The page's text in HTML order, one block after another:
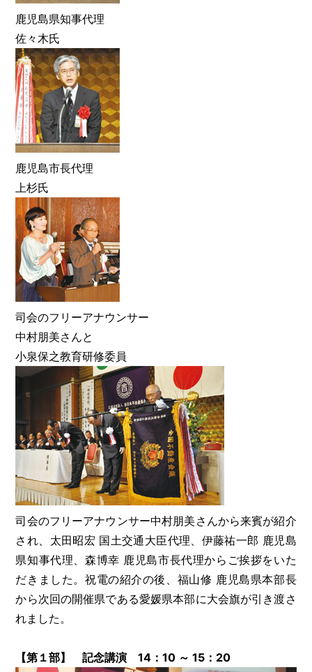
鹿児島県知事代理
佐々木氏
鹿児島市長代理
上杉氏
司会のフリーアナウンサー
中村朋美さんと
小泉保之教育研修委員
司会のフリーアナウンサー中村朋美さんから来賓が紹介
され、太田昭宏 国土交通大臣代理、伊藤祐一郎 鹿児島
県知事代理、森博幸 鹿児島市長代理からご挨拶をいた
だきました。祝電の紹介の後、福山修 鹿児島県本部長
から次回の開催県である愛媛県本部に大会旗が引き渡さ
れました。
【第１部】 記念講演 14：10 ～ 15：20